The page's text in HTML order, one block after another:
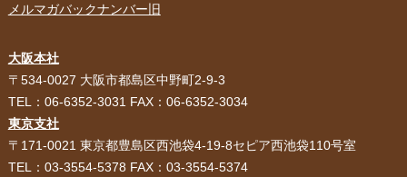
サービス紹介 お客様の声
紙袋・手提げ袋
メルマガバックナンバー旧
大阪本社
〒534-0027 大阪市都島区中野町2-9-3
TEL：06-6352-3031 FAX：06-6352-3034
東京支社
〒171-0021 東京都豊島区西池袋4-19-8セピア西池袋110号室
TEL：03-3554-5378 FAX：03-3554-5374